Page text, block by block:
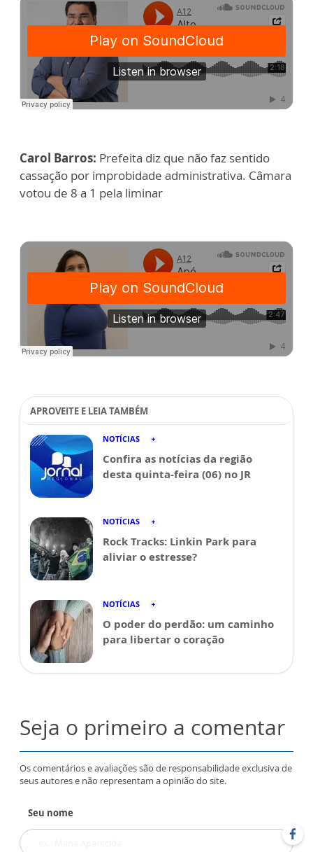
Carol Barros: Prefeita diz que não faz sentido
cassação por improbidade administrativa. Câmara
votou de 8 a 1 pela liminar
APROVEITE E LEIA TAMBÉM
NOTÍCIAS
Confira as notícias da região
desta quinta-feira (06) no JR
NOTÍCIAS
Rock Tracks: Linkin Park para
aliviar o estresse?
NOTÍCIAS
O poder do perdão: um caminho
para libertar o coração
Seja o primeiro a comentar
Os comentários e avaliações são de responsabilidade exclusiva de
seus autores e não representam a opinião do site.
Seu nome